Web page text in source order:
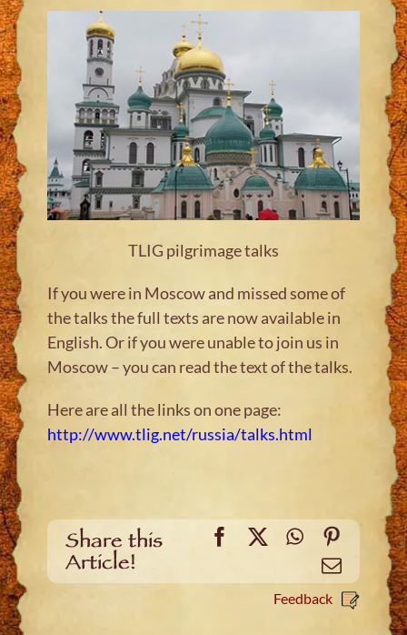
TLIG pilgrimage talks
If you were in Moscow and missed some of
the talks the full texts are now available in
English. Or if you were unable to join us in
Moscow – you can read the text of the talks.
Here are all the links on one page:
http://www.tlig.net/russia/talks.html
Share this
Article!
FacebookWhatsApp
Email
Feedback